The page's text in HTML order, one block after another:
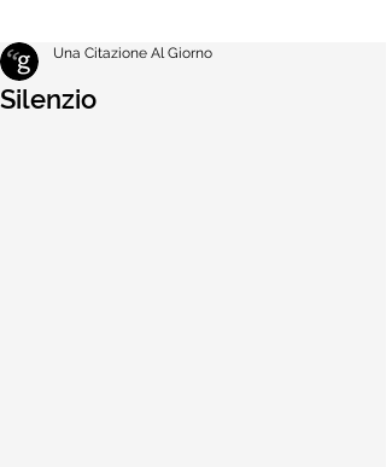
Silenzio
Una Citazione Al Giorno